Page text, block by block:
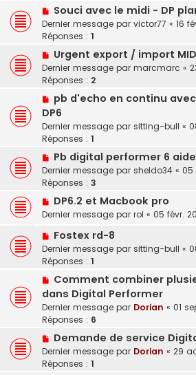
Souci avec le midi - DP
Dernier message par victor77 « 16
Réponses : 1
Urgent export / import
Dernier message par marcmarc «
Réponses : 2
pb d'echo en continu
DP6
Dernier message par sitting-bull «
Réponses : 1
Pb digital performer 6
Dernier message par sheldo34 « 05
Réponses : 3
DP6.2 et Macbook pro
Dernier message par rol « 05 févr.
Fostex rd-8
Dernier message par sitting-bull «
Réponses : 1
Comment combiner
dans Digital Performer
Dernier message par Dorian « 01
Réponses : 6
Demande de service
Dernier message par Dorian « 29
Réponses : 1